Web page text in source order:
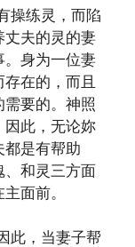
练灵，而陷
丈夫的灵的妻
。身为一位妻
在的，而且
要的。神照
因此，无论妳
都是有帮助
、和灵三方面
面前。
，当妻子帮